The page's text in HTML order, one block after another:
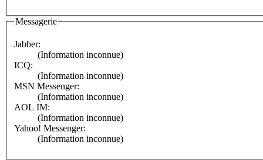
Messagerie
Jabber:
(Information inconnue)
ICQ:
(Information inconnue)
MSN Messenger:
(Information inconnue)
AOL IM:
(Information inconnue)
Yahoo! Messenger:
(Information inconnue)